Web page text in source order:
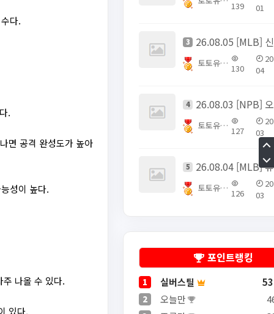
다.
.
면 공격 완성도가 높아
성이 높다.
나올 수 있다.
있다.
139
01
3
토토유픽스터 130
04
4
토토유픽스터 127
03
5
토토유픽스터 126
03
포인트랭킹
1 실버스틸
2 오늘만